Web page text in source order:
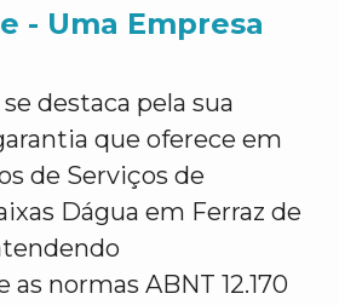
- Uma Empresa
destaca pela sua
que oferece em
de Serviços de
Dágua em Ferraz de
normas ABNT 12.170